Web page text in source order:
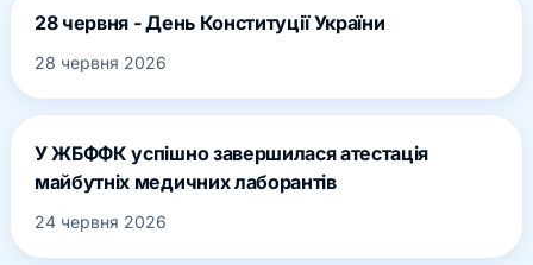
28 червня - День Конституції України
28 червня 2026
У ЖБФФК успішно завершилася атестація
майбутніх медичних лаборантів
24 червня 2026